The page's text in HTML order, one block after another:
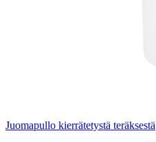
Juomapullo kierrätetystä teräksestä